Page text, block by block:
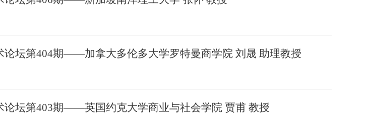
论坛第404期——加拿大多伦多大学罗特曼商学院 刘晟 助理教授
论坛第403期——英国约克大学商业与社会学院 贾甫 教授